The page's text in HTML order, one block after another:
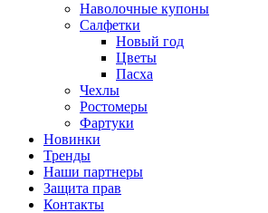
Наволочные купоны
Салфетки
Новый год
Цветы
Пасха
Чехлы
Ростомеры
Фартуки
Новинки
Тренды
Наши партнеры
Защита прав
Контакты